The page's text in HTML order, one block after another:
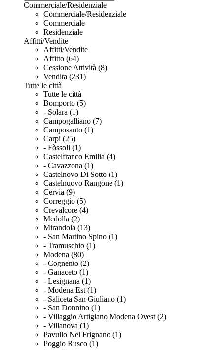
Commerciale/Residenziale
Commerciale/Residenziale
Commerciale
Residenziale
Affitti/Vendite
Affitti/Vendite
Affitto (64)
Cessione Attività (8)
Vendita (231)
Tutte le città
Tutte le città
Bomporto (5)
- Solara (1)
Campogalliano (7)
Camposanto (1)
Carpi (25)
- Fòssoli (1)
Castelfranco Emilia (4)
- Cavazzona (1)
Castelnovo Di Sotto (1)
Castelnuovo Rangone (1)
Cervia (9)
Correggio (5)
Crevalcore (4)
Medolla (2)
Mirandola (13)
- San Martino Spino (1)
- Tramuschio (1)
Modena (80)
- Cognento (2)
- Ganaceto (1)
- Lesignana (1)
- Modena Est (1)
- Saliceta San Giuliano (1)
- San Donnino (1)
- Villaggio Artigiano Modena Ovest (2)
- Villanova (1)
Pavullo Nel Frignano (1)
Poggio Rusco (1)